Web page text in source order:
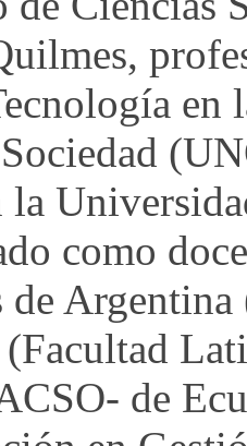
en
como
de
de